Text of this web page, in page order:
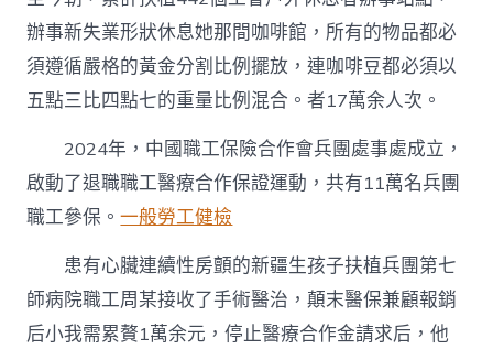
辦事新失業形狀休息她那間咖啡館，所有的物品都必
須遵循嚴格的黃金分割比例擺放，連咖啡豆都必須以
五點三比四點七的重量比例混合。者17萬余人次。
2024年，中國職工保險合作會兵團處事處成立，
啟動了退職職工醫療合作保證運動，共有11萬名兵團
職工參保。一般勞工健檢
患有心臟連續性房顫的新疆生孩子扶植兵團第七
師病院職工周某接收了手術醫治，顛末醫保兼顧報銷
后小我需累贅1萬余元，停止醫療合作金請求后，他